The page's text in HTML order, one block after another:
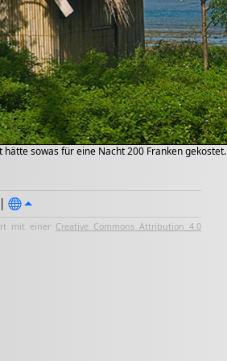
sowas für eine Nacht 200 Franken gekostet.
|
mit einer Creative Commons Attribution 4.0